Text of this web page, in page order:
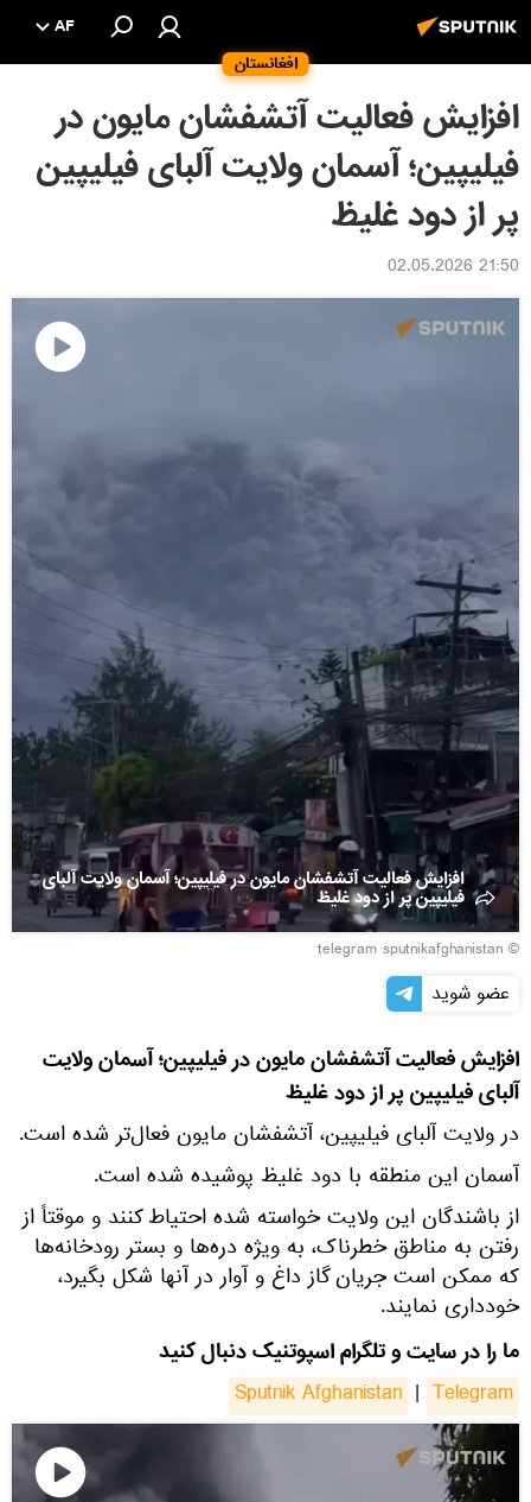
افغانستان
AF
افزایش فعالیت آتشفشان مایون در
فیلیپین؛ آسمان ولایت آلبای فیلیپین
پر از دود غلیظ
21:50 02.05.2026
افزایش فعالیت آتشفشان مایون در فیلیپین؛ آسمان ولایت آلبای
فیلیپین پر از دود غلیظ
© telegram sputnikafghanistan
عضو شوید
افزایش فعالیت آتشفشان مایون در فیلیپین؛ آسمان ولایت
آلبای فیلیپین پر از دود غلیظ
در ولایت آلبای فیلیپین، آتشفشان مایون فعال‌تر شده است.
آسمان این منطقه با دود غلیظ پوشیده شده است.
از باشندگان این ولایت خواسته شده احتیاط کنند و موقتاً از
رفتن به مناطق خطرناک، به ویژه دره‌ها و بستر رودخانه‌ها
که ممکن است جریان گاز داغ و آوار در آنها شکل بگیرد،
خودداری نمایند.
ما را در سایت و تلگرام اسپوتنیک دنبال کنید
Sputnik Afghanistan | Telegram